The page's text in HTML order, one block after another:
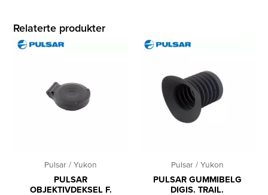
Relaterte produkter
Pulsar / Yukon
PULSAR
OBJEKTIVDEKSEL F.
Pulsar / Yukon
PULSAR GUMMIBELG
DIGIS. TRAIL.